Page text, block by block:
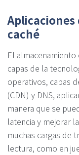
caché
El almacenamiento
capas de la
operativos, capas
(CDN) y DNS,
manera que se
latencia y mejorar
muchas cargas de
lectura, como en